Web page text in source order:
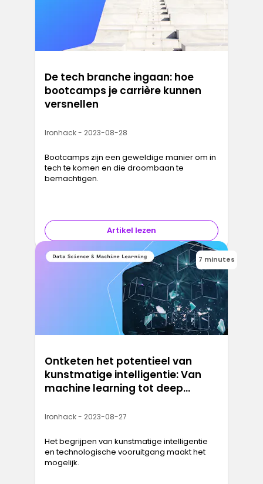
De tech branche ingaan: hoe
bootcamps je carrière kunnen
versnellen
Ironhack - 2023-08-28
Bootcamps zijn een geweldige manier om in
tech te komen en die droombaan te
bemachtigen.
Artikel lezen
7 minutes
Ontketen het potentieel van
kunstmatige intelligentie: Van
machine learning tot deep
Ironhack - 2023-08-27
Het begrijpen van kunstmatige intelligentie
en technologische vooruitgang maakt het
mogelijk.